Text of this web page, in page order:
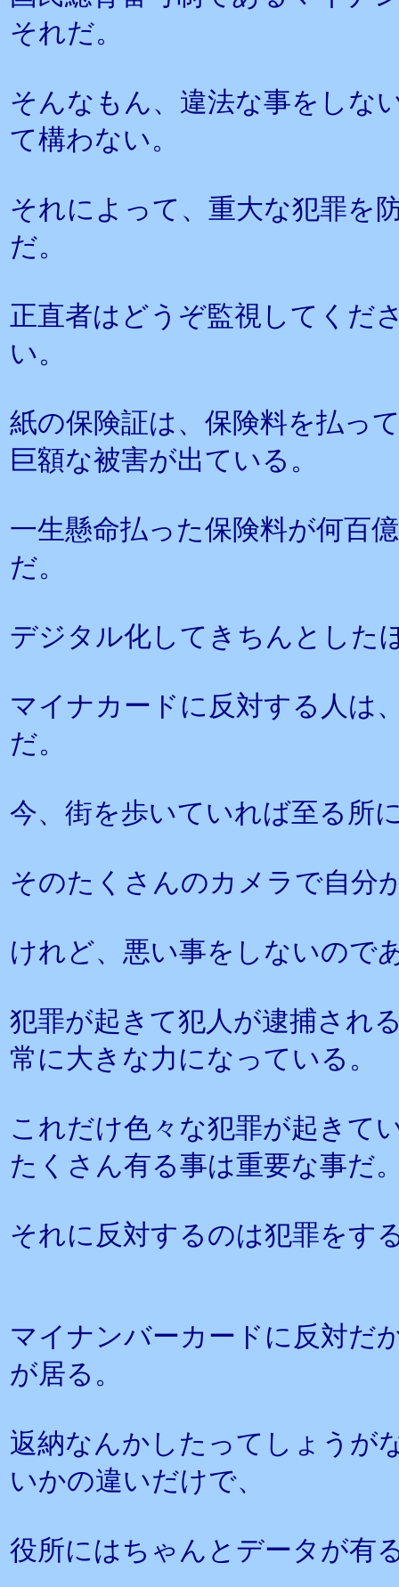
それだ。
そんなもん、違法な事をしな
て構わない。
それによって、重大な犯罪を
だ。
正直者はどうぞ監視してくだ
い。
紙の保険証は、保険料を払っ
巨額な被害が出ている。
一生懸命払った保険料が何百
だ。
デジタル化してきちんとした
マイナカードに反対する人は
だ。
今、街を歩いていれば至る所
そのたくさんのカメラで自分
けれど、悪い事をしないので
犯罪が起きて犯人が逮捕され
常に大きな力になっている。
これだけ色々な犯罪が起きて
たくさん有る事は重要な事だ
それに反対するのは犯罪をす
マイナンバーカードに反対だ
が居る。
返納なんかしたってしょうが
いかの違いだけで、
役所にはちゃんとデータが有